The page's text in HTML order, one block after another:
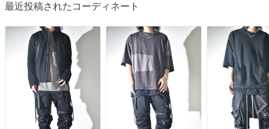
最近投稿されたコーディネート